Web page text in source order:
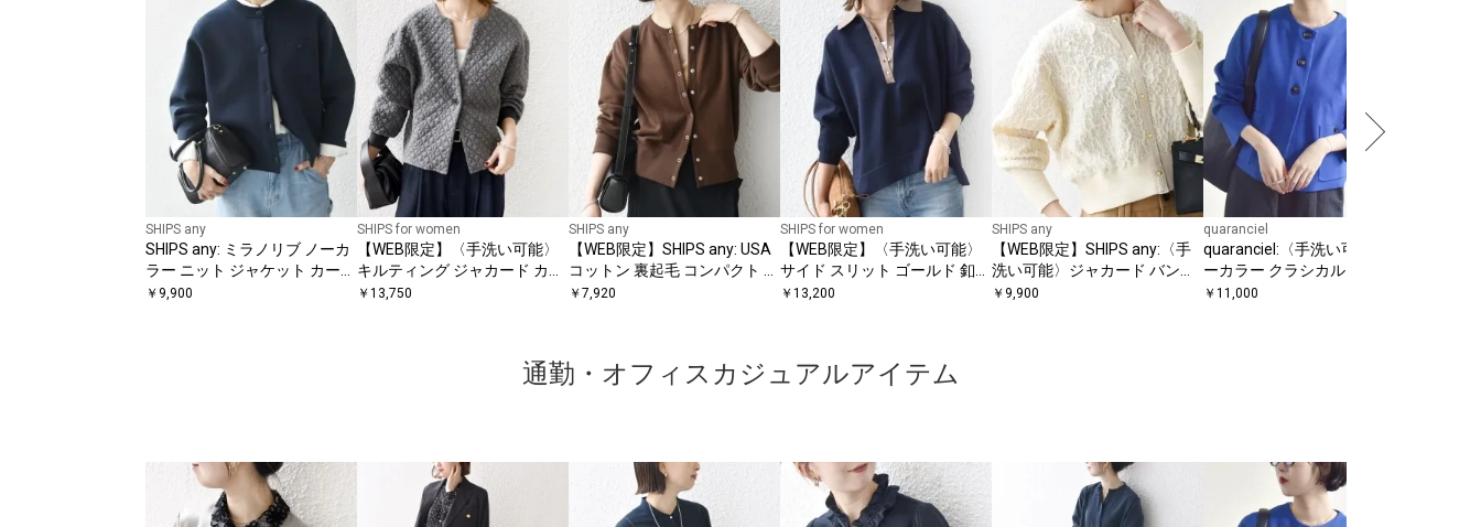
SHIPS any
SHIPS any: ミラノリブ ノーカ
ラー ニット ジャケット カーデ
ィガン
￥ 9,900
SHIPS for women
【WEB限定】〈手洗い可能〉
キルティング ジャカード カー
ディガン
￥ 13,750
SHIPS any
【WEB限定】SHIPS any: USA
コットン 裏起毛 コンパクト ス
ナップ カーディガン
￥ 7,920
SHIPS for women
【WEB限定】〈手洗い可能〉
サイド スリット ゴールド 釦
ポロ ニット
￥ 13,200
SHIPS any
【WEB限定】SHIPS any:〈手
洗い可能〉ジャカード バンピ
ー コンパクト カーディガン
￥ 9,900
quaranciel
quaranciel:〈手洗い可能〉ノ
ーカラー クラシカル ジャケッ
ト カーディガン
￥ 11,000
通勤・オフィスカジュアルアイテム